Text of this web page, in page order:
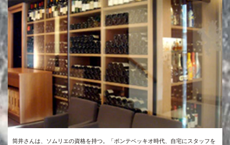
筒井さんは、ソムリエの資格を持つ。「ポンテベッキオ時代、自宅にスタッフを